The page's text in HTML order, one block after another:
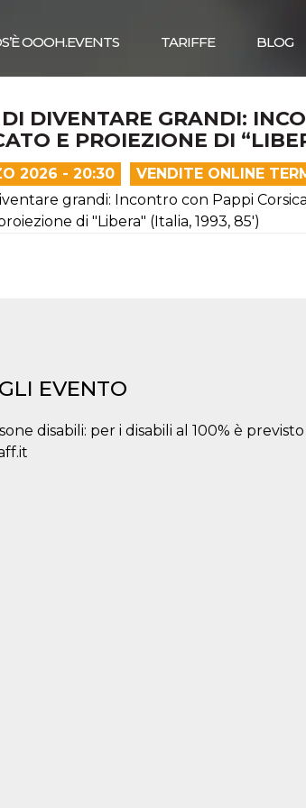
OOOH.EVENTS TARIFFE BLOG
DIVENTARE GRANDI:
E PROIEZIONE DI
2026 - 20:30 VENDITE ONLINE
grandi: Incontro con Pappi
di "Libera" (Italia, 1993, 85')
EVENTO
disabili: per i disabili al 100% è